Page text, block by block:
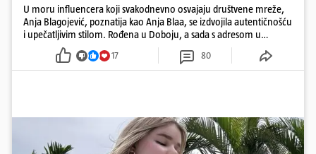
U moru influencera koji svakodnevno osvajaju društvene mreže,
Anja Blagojević, poznatija kao Anja Blaa, se izdvojila autentičnošću
i upečatljivim stilom. Rođena u Doboju, a sada s adresom u
Dubaiju, Anja je spoj glamura, discipline i mladenačke energije
17 80